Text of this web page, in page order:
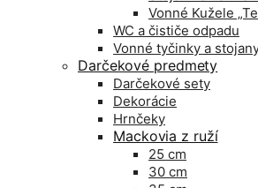
Vonné Kužele
WC a čističe odpadu
Vonné tyčinky a
Darčekové predmety
Darčekové sety
Dekorácie
Hrnčeky
Mackovia z ruží
25 cm
30 cm